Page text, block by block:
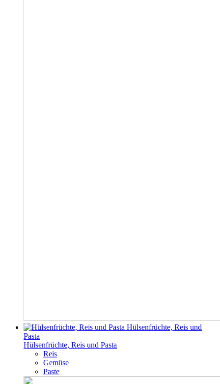
Hülsenfrüchte, Reis und
Pasta
Hülsenfrüchte, Reis und Pasta
Reis
Gemüse
Paste